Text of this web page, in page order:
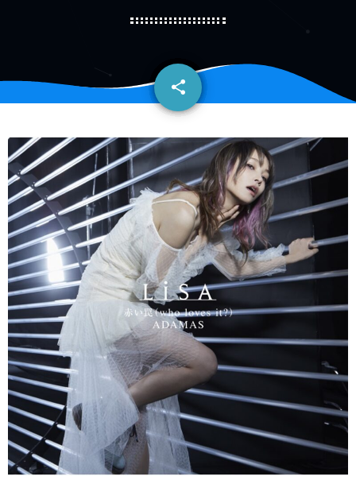
share
email